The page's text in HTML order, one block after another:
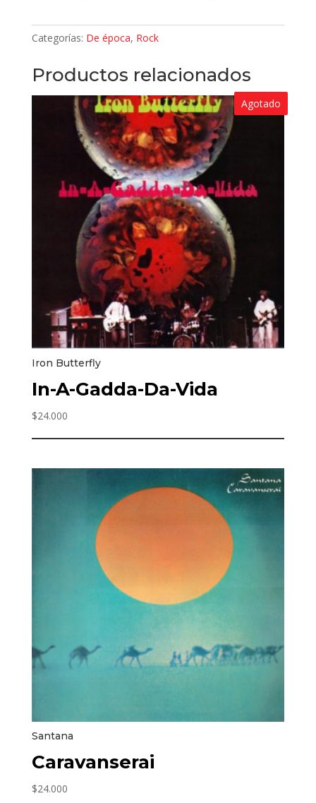
Spirit
cantidad
Categorías: De época, Rock
Productos relacionados
Agotado
Iron Butterfly
In-A-Gadda-Da-Vida
$24.000
Santana
Caravanserai
$24.000